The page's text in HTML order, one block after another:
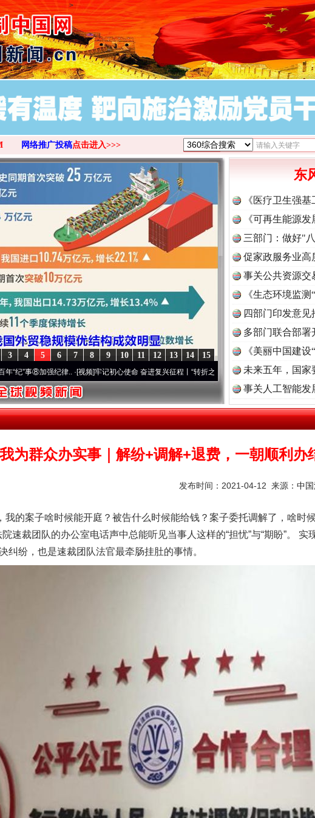
>
网络推广投稿点击进入>>>
15
14
13
12
11
10
9
8
7
6
5
4
3
加强纪律..·[视频]牢记初心使命 奋进复兴征程丨“转折之城”激荡..·[视频] 牢记初心使命 奋进复兴
东
《医疗卫生强
《可再生能源
三部门：做好"
促家政服务业高
事关公共资源交
《生态环境监
读
四部门印发意
多部门联合部署
《美丽中国建
未来五年，国家
事关人工智能
我为群众办实事｜解纷+调解+退费，一朝顺利办
发布时间：2021-04-12 来源： 中
我的案子啥时候能开庭？被告什么时候能给钱？案子委托调解了，啥时
速裁团队的办公室电话声中总能听见当事人这样的“担忧”与“期盼”。
纠纷，也是速裁团队法官最牵肠挂肚的事情。
茶叶“炒上天”
谢谢有你温暖了四季